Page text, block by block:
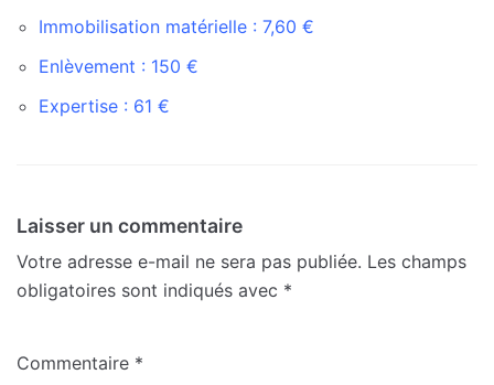
Immobilisation matérielle : 7,60 €
Enlèvement : 150 €
Expertise : 61 €
Laisser un commentaire
Votre adresse e-mail ne sera pas publiée. Les champs
obligatoires sont indiqués avec *
Commentaire *